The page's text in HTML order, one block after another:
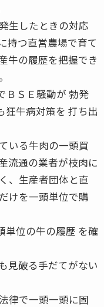
生したときの対応
持つ直営農場で育て
牛の履歴を把握でき
ＢＳＥ騒動が 勃発
狂牛病対策を 打ち出
いる牛肉の一頭買
流通の業者が枝肉に
、生産者団体と直
けを一頭単位で購
単位の牛の履歴 を確
見破る手だてがない
律で一頭一頭に固